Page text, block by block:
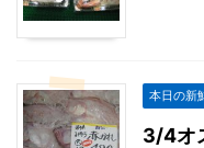
本日の新
3/4オ